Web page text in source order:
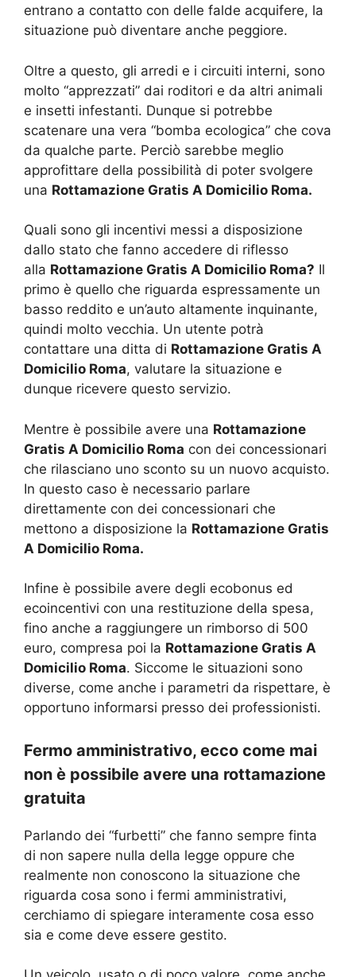
entrano a contatto con delle falde acquifere, la
situazione può diventare anche peggiore.
Oltre a questo, gli arredi e i circuiti interni, sono
molto “apprezzati” dai roditori e da altri animali
e insetti infestanti. Dunque si potrebbe
scatenare una vera “bomba ecologica” che cova
da qualche parte. Perciò sarebbe meglio
approfittare della possibilità di poter svolgere
una Rottamazione Gratis A Domicilio Roma.
Quali sono gli incentivi messi a disposizione
dallo stato che fanno accedere di riflesso
alla Rottamazione Gratis A Domicilio Roma? Il
primo è quello che riguarda espressamente un
basso reddito e un’auto altamente inquinante,
quindi molto vecchia. Un utente potrà
contattare una ditta di Rottamazione Gratis A
Domicilio Roma, valutare la situazione e
dunque ricevere questo servizio.
Mentre è possibile avere una Rottamazione
Gratis A Domicilio Roma con dei concessionari
che rilasciano uno sconto su un nuovo acquisto.
In questo caso è necessario parlare
direttamente con dei concessionari che
mettono a disposizione la Rottamazione Gratis
A Domicilio Roma.
Infine è possibile avere degli ecobonus ed
ecoincentivi con una restituzione della spesa,
fino anche a raggiungere un rimborso di 500
euro, compresa poi la Rottamazione Gratis A
Domicilio Roma. Siccome le situazioni sono
diverse, come anche i parametri da rispettare, è
opportuno informarsi presso dei professionisti.
Fermo amministrativo, ecco come mai
non è possibile avere una rottamazione
gratuita
Parlando dei “furbetti” che fanno sempre finta
di non sapere nulla della legge oppure che
realmente non conoscono la situazione che
riguarda cosa sono i fermi amministrativi,
cerchiamo di spiegare interamente cosa esso
sia e come deve essere gestito.